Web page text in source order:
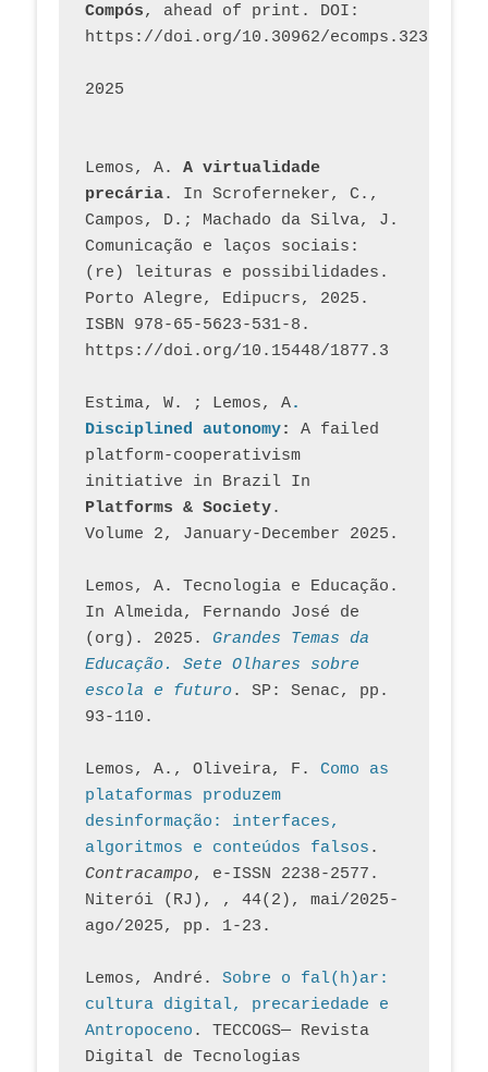
Compós, ahead of print. DOI:
https://doi.org/10.30962/ecomps.3231
2025
Lemos, A. A virtualidade
precária. In Scroferneker, C.,
Campos, D.; Machado da Silva, J.
Comunicação e laços sociais:
(re) leituras e possibilidades.
Porto Alegre, Edipucrs, 2025.
ISBN 978-65-5623-531-8.
https://doi.org/10.15448/1877.3
Estima, W. ; Lemos, A.
Disciplined autonomy: A failed
platform-cooperativism
initiative in Brazil In
Platforms & Society.
Volume 2, January-December 2025.
Lemos, A. Tecnologia e Educação.
In Almeida, Fernando José de
(org). 2025. Grandes Temas da
Educação. Sete Olhares sobre
escola e futuro. SP: Senac, pp.
93-110.
Lemos, A., Oliveira, F. Como as
plataformas produzem
desinformação: interfaces,
algoritmos e conteúdos falsos
Contracampo, e-ISSN 2238-2577.
Niterói (RJ), , 44(2), mai/2025-
ago/2025, pp. 1-23.
Lemos, André. Sobre o fal(h)ar:
cultura digital, precariedade e
Antropoceno . TECCOGS— Revista
Digital de Tecnologias